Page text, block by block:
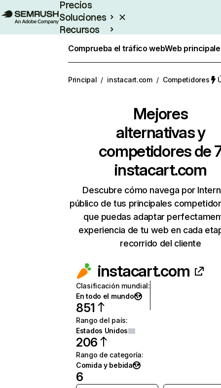
Precios
Soluciones
Recursos
Comprueba el tráfico webWeb
Principal / instacart.com / Competidores
Mejores
alternativas y
competidores de
instacart.com
Descubre cómo navega por
público de tus principales
que puedas adaptar
experiencia de tu web en cada
recorrido del cliente
instacart.com
Clasificación mundial:
En todo el mundo
851
Rango del país:
Estados Unidos
206
Rango de categoría:
Comida y bebida
6